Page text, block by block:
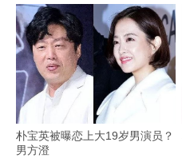
朴宝英被曝恋上大19岁男演员？
男方澄